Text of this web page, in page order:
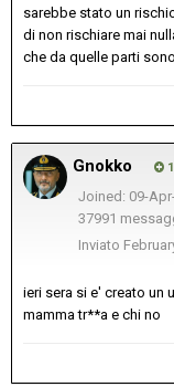
sarebbe stato un
di non rischiare mai
che da quelle parti
Gnokko
Joined: 09-
37991
Inviato
ieri sera si e' creato un
mamma tr**a e chi no